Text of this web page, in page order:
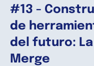
#13 -
de
del futuro:
Merge
Precios
Contenido